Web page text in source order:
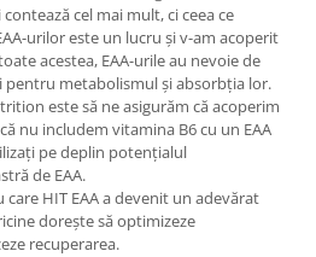
cel mai mult, ci ceea ce
urilor este un lucru și v-am acoperit
acestea, EAA-urile au nevoie de
pentru metabolismul și absorbția lor.
este să ne asigurăm că acoperim
nu includem vitamina B6 cu un EAA
pe deplin potențialul
de EAA.
HIT EAA a devenit un adevărat
dorește să optimizeze
recuperarea.